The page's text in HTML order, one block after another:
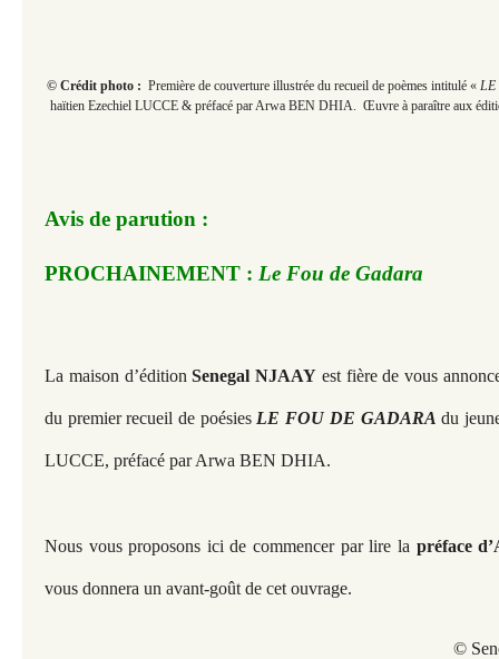
© Crédit photo : Première de couverture illustrée du recueil de poèmes intitulé «
haïtien Ezechiel LUCCE & préfacé par Arwa BEN DHIA. Œuvre à paraître aux
Avis de parution :
PROCHAINEMENT : Le Fou de Gadara
La maison d’éditionSenegal NJAAY est fière de vous
du premier recueil de poésies LE FOU DE GADARA du
LUCCE, préfacé par Arwa BEN DHIA.
Nous vous proposons ici de commencer par lire la préface
vous donnera un avant-goût de cet ouvrage.
©